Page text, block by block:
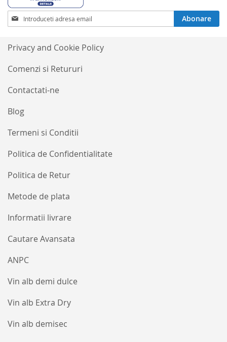
Termeni si Conditii
Politica de Confidentialitate
Politica de Retur
Metode de plata
Informatii livrare
Cautare Avansata
ANPC
Vin alb demi dulce
Vin alb Extra Dry
Vin alb demisec
Privacy and Cookie Policy
Comenzi si Retururi
Contactati-ne
Blog
Inscrieti-
va
Buletinele
noastre
informative
Abonare